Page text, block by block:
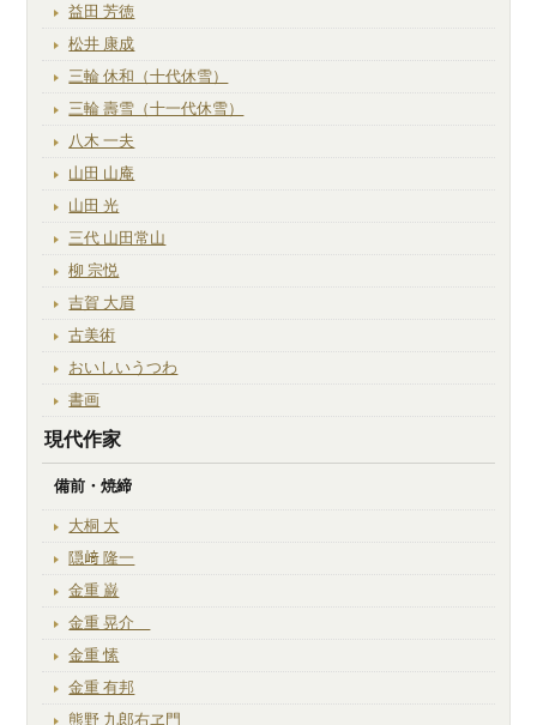
益田 芳徳
松井 康成
三輪 休和（十代休雪）
三輪 壽雪（十一代休雪）
八木 一夫
山田 山庵
山田 光
三代 山田常山
柳 宗悦
吉賀 大眉
古美術
おいしいうつわ
書画
現代作家
備前・焼締
大桐 大
隠﨑 隆一
金重 巌
金重 晃介
金重 愫
金重 有邦
熊野 九郎右ヱ門